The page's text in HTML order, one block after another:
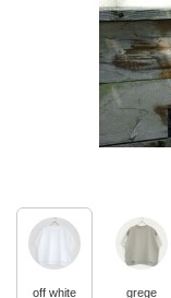
off white grege